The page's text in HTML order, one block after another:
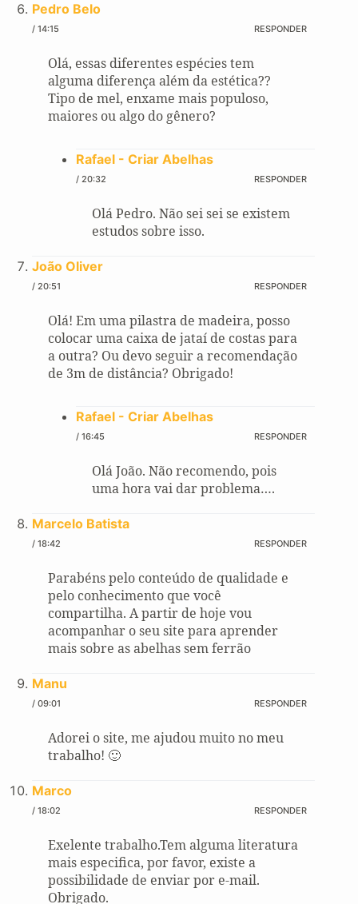
Pedro Belo
/ 14:15 RESPONDER
Olá, essas diferentes espécies tem
alguma diferença além da estética??
Tipo de mel, enxame mais populoso,
maiores ou algo do gênero?
Rafael - Criar Abelhas
/ 20:32 RESPONDER
Olá Pedro. Não sei sei se existem
estudos sobre isso.
João Oliver
/ 20:51 RESPONDER
Olá! Em uma pilastra de madeira, posso
colocar uma caixa de jataí de costas para
a outra? Ou devo seguir a recomendação
de 3m de distância? Obrigado!
Rafael - Criar Abelhas
/ 16:45 RESPONDER
Olá João. Não recomendo, pois
uma hora vai dar problema….
Marcelo Batista
/ 18:42 RESPONDER
Parabéns pelo conteúdo de qualidade e
pelo conhecimento que você
compartilha. A partir de hoje vou
acompanhar o seu site para aprender
mais sobre as abelhas sem ferrão
Manu
/ 09:01 RESPONDER
Adorei o site, me ajudou muito no meu
trabalho! 🙂
Marco
/ 18:02 RESPONDER
Exelente trabalho.Tem alguma literatura
mais especifica, por favor, existe a
possibilidade de enviar por e-mail.
Obrigado.